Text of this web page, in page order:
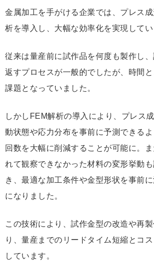
金属加工を手がける企業では、プレス
析を導入し、大幅な効率化を実現してい
従来は量産前に試作品を何度も製作し
返すプロセスが一般的でしたが、時間
課題となっていました。
しかしFEM解析の導入により、プレス
動状態や応力分布を事前に予測できる
回数を大幅に削減することが可能に。
れて観察できなかった材料の変形挙動
き、最適な加工条件や金型形状を事前
になりました。
この技術により、試作金型の改造や再
り、量産までのリードタイム短縮とコ
しています。